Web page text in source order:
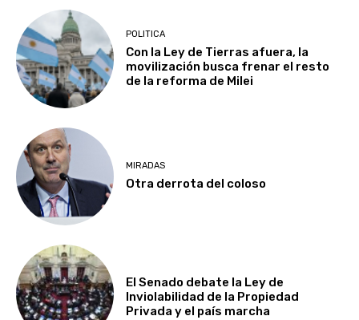
POLITICA
Con la Ley de Tierras afuera, la
movilización busca frenar el resto
de la reforma de Milei
MIRADAS
Otra derrota del coloso
El Senado debate la Ley de
Inviolabilidad de la Propiedad
Privada y el país marcha